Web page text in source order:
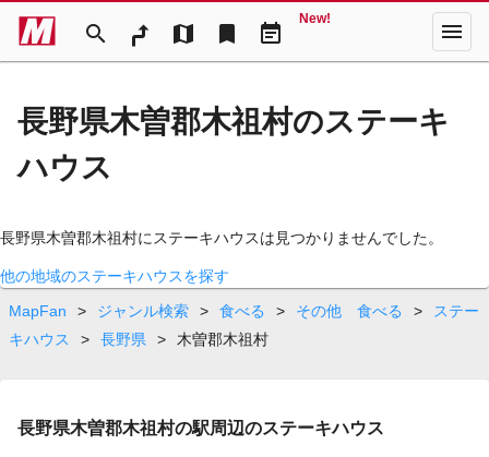
search map bookmark event_note
New! menu
長野県木曽郡木祖村のステーキ
ハウス
長野県木曽郡木祖村にステーキハウスは見つかりませんでした。
他の地域のステーキハウスを探す
MapFan
> ジャンル検索 > 食べる > その他 食べる >
ステー
キハウス
> 長野県 > 木曽郡木祖村
長野県木曽郡木祖村の駅周辺のステーキハウス